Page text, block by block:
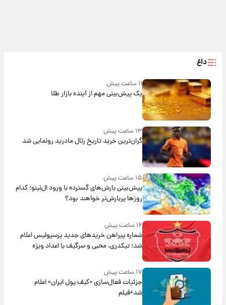
داغ
۱۱ ساعت پیش
یک پیش‌بینی مهم از آینده بازار طلا
۱۳ ساعت پیش
گران‌ترین خرید تاریخ رئال مادرید رونمایی شد
۱۵ ساعت پیش
پیش‌بینی بارش‌های گسترده با ورود ال‌نینو؛ کدام
روزها پربارش‌تر خواهند بود؟
۱۶ ساعت پیش
شماره پیراهن خریدهای جدید پرسپولیس اعلام
شد؛ تیکدری، محبی و سرگیف با اعداد ویژه
۱۷ ساعت پیش
جزئیات فعال‌سازی «کیف پول ایران» اعلام
شد+فیلم